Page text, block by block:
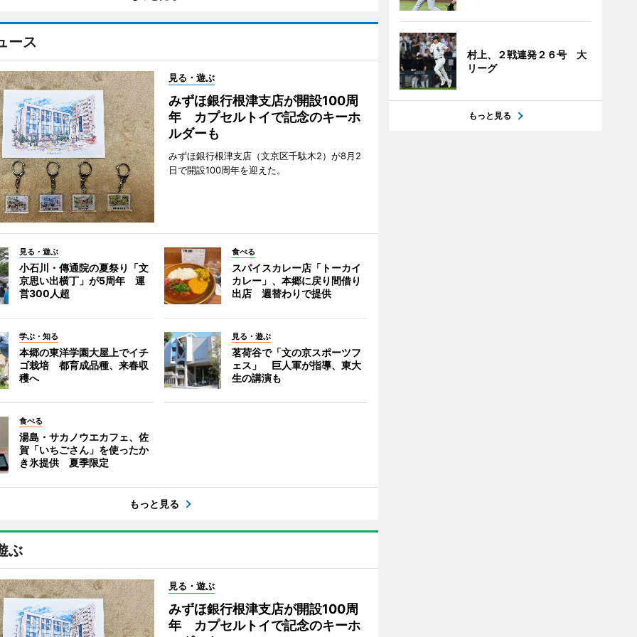
ース
見る・遊ぶ
みずほ銀行根津支店が開設100周
年 カプセルトイで記念のキーホ
ルダーも
みずほ銀行根津支店（文京区千駄木2）が8月2
日で開設100周年を迎えた。
見る・遊ぶ
小石川・傳通院の夏祭り「文
京思い出横丁」が5周年 運
営300人超
食べる
スパイスカレー店「トーカイ
カレー」、本郷に戻り間借り
出店 週替わりで提供
学ぶ・知る
本郷の東洋学園大屋上でイチ
ゴ栽培 都育成品種、来春収
穫へ
見る・遊ぶ
茗荷谷で「文の京スポーツフ
ェス」 巨人軍が指導、東大
生の講演も
食べる
湯島・サカノウエカフェ、佐
賀「いちごさん」を使ったか
き氷提供 夏季限定
もっと見る
ぶ
見る・遊ぶ
みずほ銀行根津支店が開設100周
年 カプセルトイで記念のキーホ
村上、２戦連発２６号 大
リーグ
もっと見る